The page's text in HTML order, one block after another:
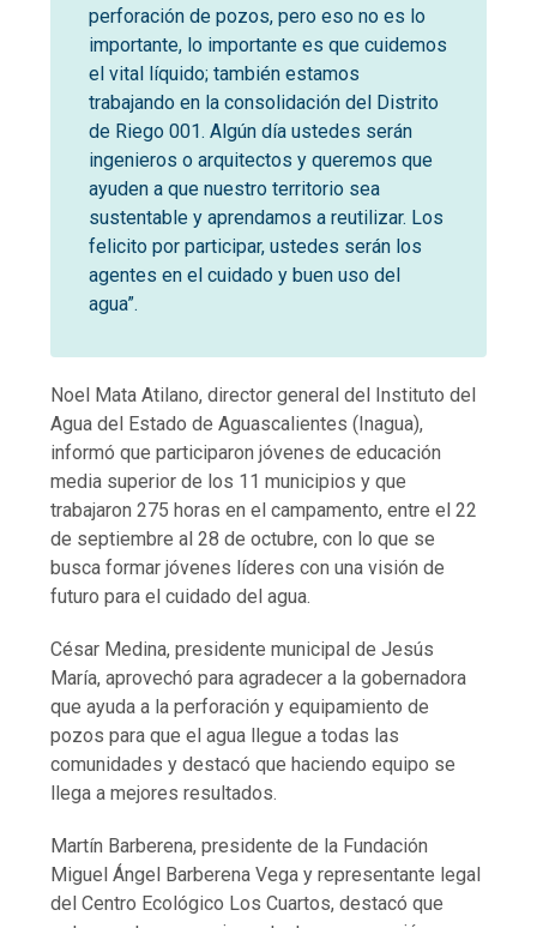
perforación de pozos, pero eso no es lo
importante, lo importante es que cuidemos
el vital líquido; también estamos
trabajando en la consolidación del Distrito
de Riego 001. Algún día ustedes serán
ingenieros o arquitectos y queremos que
ayuden a que nuestro territorio sea
sustentable y aprendamos a reutilizar. Los
felicito por participar, ustedes serán los
agentes en el cuidado y buen uso del
agua”.
Noel Mata Atilano, director general del Instituto del
Agua del Estado de Aguascalientes (Inagua),
informó que participaron jóvenes de educación
media superior de los 11 municipios y que
trabajaron 275 horas en el campamento, entre el 22
de septiembre al 28 de octubre, con lo que se
busca formar jóvenes líderes con una visión de
futuro para el cuidado del agua.
César Medina, presidente municipal de Jesús
María, aprovechó para agradecer a la gobernadora
que ayuda a la perforación y equipamiento de
pozos para que el agua llegue a todas las
comunidades y destacó que haciendo equipo se
llega a mejores resultados.
Martín Barberena, presidente de la Fundación
Miguel Ángel Barberena Vega y representante legal
del Centro Ecológico Los Cuartos, destacó que